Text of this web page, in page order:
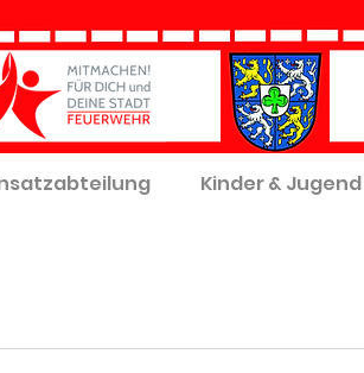
Kinder & Jugend